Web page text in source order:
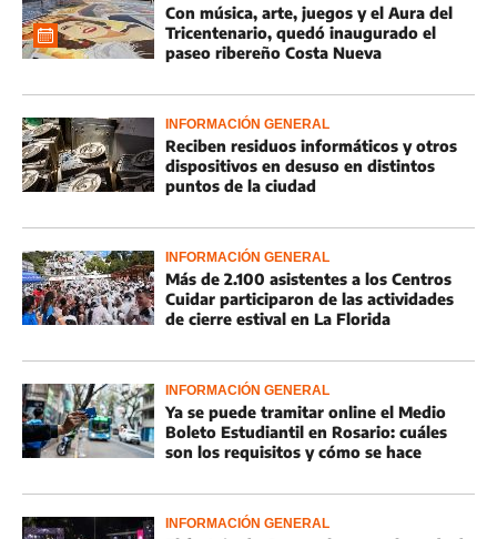
Con música, arte, juegos y el Aura del
Tricentenario, quedó inaugurado el
paseo ribereño Costa Nueva
INFORMACIÓN GENERAL
Reciben residuos informáticos y otros
dispositivos en desuso en distintos
puntos de la ciudad
INFORMACIÓN GENERAL
Más de 2.100 asistentes a los Centros
Cuidar participaron de las actividades
de cierre estival en La Florida
INFORMACIÓN GENERAL
Ya se puede tramitar online el Medio
Boleto Estudiantil en Rosario: cuáles
son los requisitos y cómo se hace
INFORMACIÓN GENERAL